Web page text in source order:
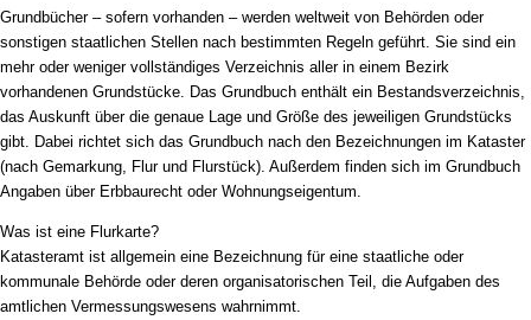
Grundbücher – sofern vorhanden – werden weltweit von Behörden oder
sonstigen staatlichen Stellen nach bestimmten Regeln geführt. Sie sind ein
mehr oder weniger vollständiges Verzeichnis aller in einem Bezirk
vorhandenen Grundstücke. Das Grundbuch enthält ein Bestandsverzeichnis,
das Auskunft über die genaue Lage und Größe des jeweiligen Grundstücks
gibt. Dabei richtet sich das Grundbuch nach den Bezeichnungen im Kataster
(nach Gemarkung, Flur und Flurstück). Außerdem finden sich im Grundbuch
Angaben über Erbbaurecht oder Wohnungseigentum.
Was ist eine Flurkarte?
Katasteramt ist allgemein eine Bezeichnung für eine staatliche oder
kommunale Behörde oder deren organisatorischen Teil, die Aufgaben des
amtlichen Vermessungswesens wahrnimmt.